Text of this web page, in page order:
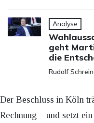
Analyse
geht
die
Rudolf
Der Beschluss in Köln
Rechnung – und setzt